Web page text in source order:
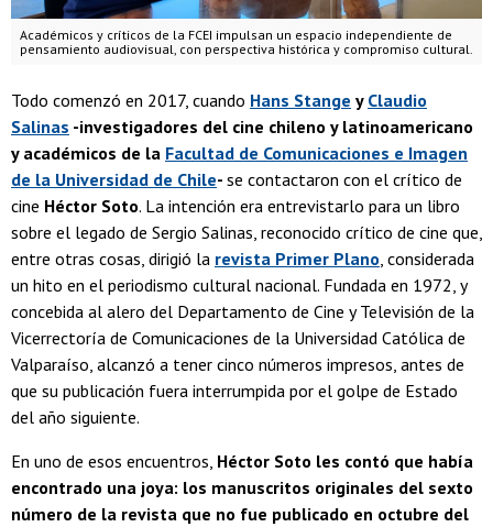
Académicos y críticos de la FCEI impulsan un espacio independiente de
pensamiento audiovisual, con perspectiva histórica y compromiso cultural.
Todo comenzó en 2017, cuando Hans Stange y Claudio
Salinas -investigadores del cine chileno y latinoamericano
y académicos de la Facultad de Comunicaciones e Imagen
de la Universidad de Chile­- se contactaron con el crítico de
cine Héctor Soto. La intención era entrevistarlo para un libro
sobre el legado de Sergio Salinas, reconocido crítico de cine que,
entre otras cosas, dirigió la revista Primer Plano, considerada
un hito en el periodismo cultural nacional. Fundada en 1972, y
concebida al alero del Departamento de Cine y Televisión de la
Vicerrectoría de Comunicaciones de la Universidad Católica de
Valparaíso, alcanzó a tener cinco números impresos, antes de
que su publicación fuera interrumpida por el golpe de Estado
del año siguiente.
En uno de esos encuentros, Héctor Soto les contó que había
encontrado una joya: los manuscritos originales del sexto
número de la revista que no fue publicado en octubre del